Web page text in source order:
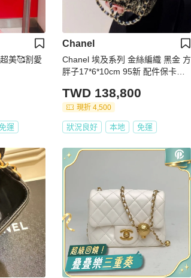
美🥰割愛
運
Chanel
Chanel 埃及系列 金絲編織 黑金 方
胖子17*6*10cm 95新 配件保卡塵
TWD 138,800
現折 4,500
狀況良好 本地 免運